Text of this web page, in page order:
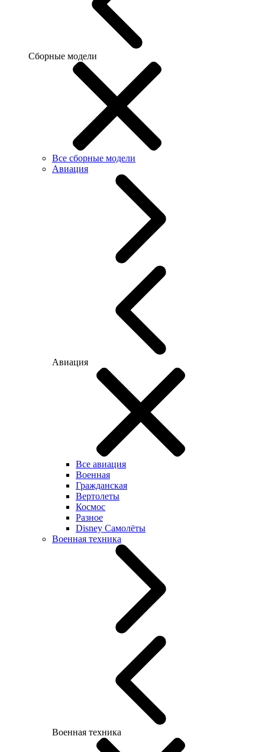
Сборные модели
Все сборные модели
Авиация
Авиация
Все авиация
Военная
Гражданская
Вертолеты
Космос
Разное
Disney Самолёты
Военная техника
Военная техника